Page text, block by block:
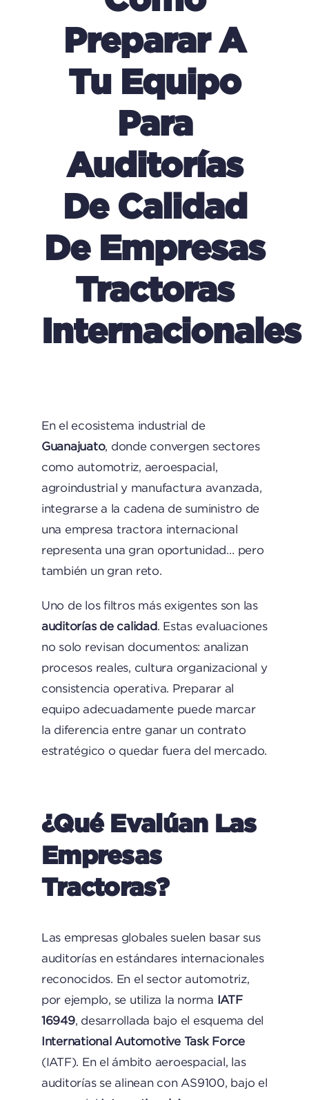
Preparar A
Tu Equipo
Para
Auditorías
De Calidad
De Empresas
Tractoras
Internacionales
En el ecosistema industrial de
Guanajuato, donde convergen sectores
como automotriz, aeroespacial,
agroindustrial y manufactura avanzada,
integrarse a la cadena de suministro de
una empresa tractora internacional
representa una gran oportunidad… pero
también un gran reto.
Uno de los filtros más exigentes son las
auditorías de calidad. Estas evaluaciones
no solo revisan documentos: analizan
procesos reales, cultura organizacional y
consistencia operativa. Preparar al
equipo adecuadamente puede marcar
la diferencia entre ganar un contrato
estratégico o quedar fuera del mercado.
¿Qué Evalúan Las
Empresas
Tractoras?
Las empresas globales suelen basar sus
auditorías en estándares internacionales
reconocidos. En el sector automotriz,
por ejemplo, se utiliza la norma IATF
16949, desarrollada bajo el esquema del
International Automotive Task Force
(IATF). En el ámbito aeroespacial, las
auditorías se alinean con AS9100, bajo el